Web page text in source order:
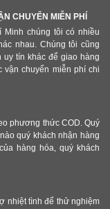
CHUYỂN MIỄN PHÍ
chúng tôi có nhiều
nhau. Chúng tôi cũng
tín khác để giao hàng
vận chuyển miễn phí chi
phương thức COD. Quý
quý khách nhận hàng
hàng hóa, quý khách
nhiệt tình để thử nghiệm